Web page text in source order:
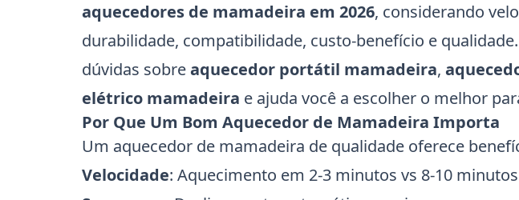
aquecedores de mamadeira em 2026, considerando
durabilidade, compatibilidade, custo-benefício e
dúvidas sobreaquecedor portátil mamadeira,
elétrico mamadeira e ajuda você a escolher o melhor
Por Que Um Bom Aquecedor de Mamadeira Importa
Um aquecedor de mamadeira de qualidade oferece
Velocidade: Aquecimento em 2-3 minutos vs 8-10